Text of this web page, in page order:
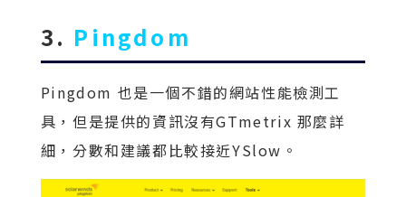
3. Pingdom
Pingdom 也是一個不錯的網站性能檢測工
具，但是提供的資訊沒有GTmetrix 那麼詳
細，分數和建議都比較接近YSlow。